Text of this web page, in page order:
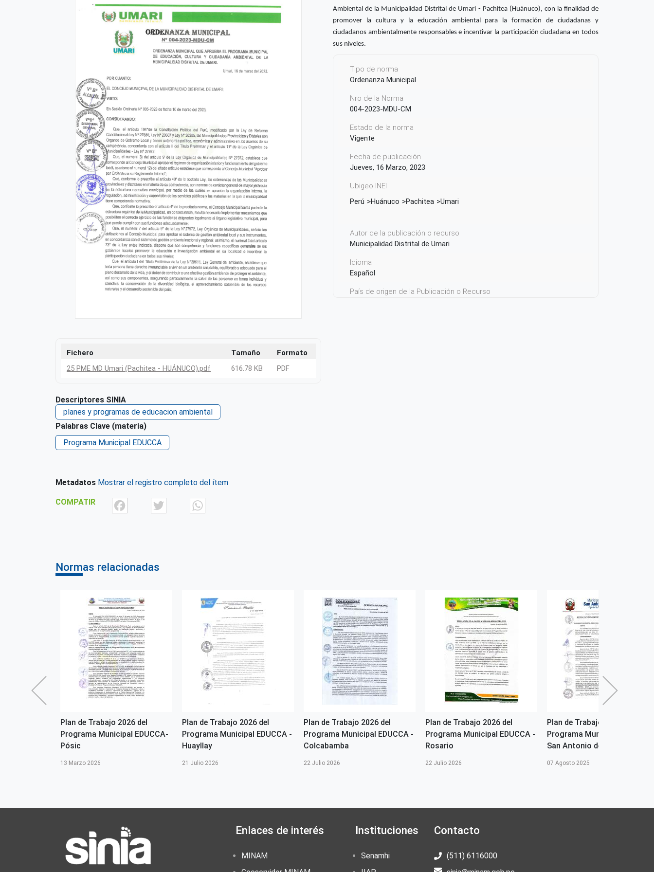
Fichero Tamaño
Formato
25 PME MD Umari (Pachitea - HUÁNUCO).pdf
616.78 KB PDF
Descriptores SINIA
planes y programas de educacion ambiental
Palabras Clave (materia)
Programa Municipal EDUCCA
Metadatos Mostrar el registro completo del ítem
COMPATIR FacebookTwitter
Ambiental de la Municipalidad Distrital de Umari - Pachitea (Huánuco), con la finalidad de
promover la cultura y la educación ambiental para la formación de ciudadanas y
ciudadanos ambientalmente responsables e incentivar la participación ciudadana en todos
sus niveles.
Tipo de norma
Ordenanza Municipal
Nro de la Norma
004-2023-MDU-CM
Estado de la norma
Vigente
Fecha de publicación
Jueves, 16 Marzo, 2023
Ubigeo INEI
Perú
Huánuco Pachitea Umari
Autor de la publicación o recurso
Municipalidad Distrital de Umari
Idioma
Español
País de origen de la Publicación o Recurso
Normas relacionadas
Plan de Trabajo 2026 del
Programa Municipal EDUCCA-
Pósic
13 Marzo 2026
Plan de Trabajo 2026 del
Programa Municipal EDUCCA -
Huayllay
21 Julio 2026
Plan de Trabajo 2026 del
Programa Municipal EDUCCA -
Colcabamba
22 Julio 2026
Plan de Trabajo 2026 del
Programa Municipal EDUCCA -
Rosario
22 Julio 2026
Plan de Trabajo 2025 del
Programa Municipal EDUCCA
San Antonio de Putina
07 Agosto 2025
Enlaces de interés
MINAM
Instituciones
Senamhi
Contacto
(511) 6116000